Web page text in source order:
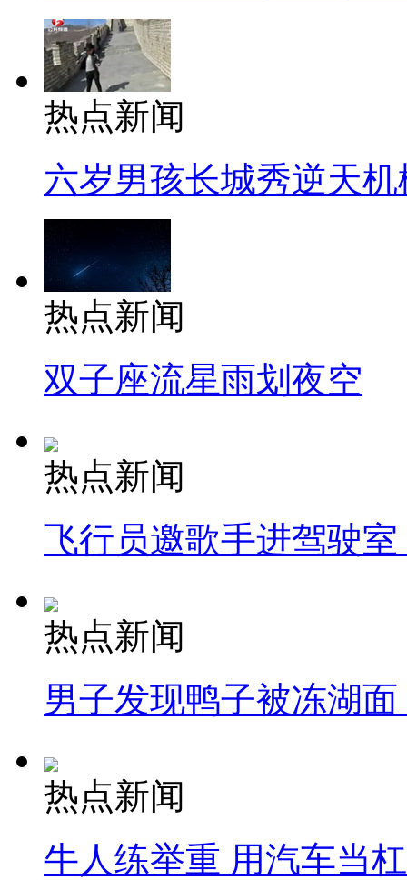
热点新闻
六岁男孩长城秀逆天机
热点新闻
双子座流星雨划夜空
热点新闻
飞行员邀歌手进驾驶
热点新闻
男子发现鸭子被冻湖
热点新闻
牛人练举重 用汽车当